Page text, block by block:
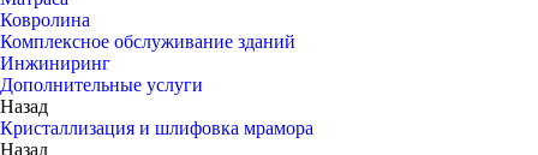
Ковролина
Комплексное обслуживание зданий
Инжиниринг
Дополнительные услуги
Назад
Кристаллизация и шлифовка мрамора
Назад